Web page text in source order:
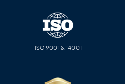
ISO 9001 & 14001